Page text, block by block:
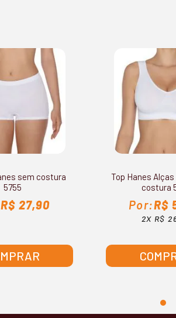
sem costura
5755
R$ 27,90
Top Hanes
costura
R$
2X R$